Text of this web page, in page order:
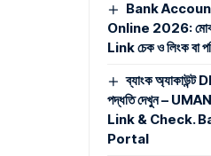
Bank
Online 2026:
Link চেক ও লিংক বা
ব্যাংক
পদ্ধতি দেখুন –
Link & Check.
Portal